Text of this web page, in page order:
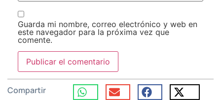
Guarda mi nombre, correo electrónico y web en
este navegador para la próxima vez que
comente.
Compartir